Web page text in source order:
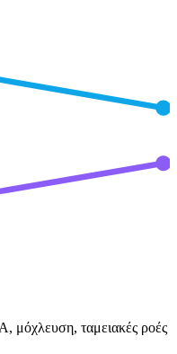
μόχλευση, ταμειακές ροές